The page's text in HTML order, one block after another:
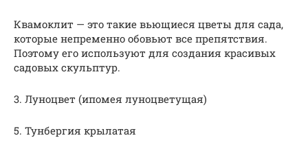
Квамоклит — это такие вьющиеся цветы для сада,
которые непременно обовьют все препятствия.
Поэтому его используют для создания красивых
садовых скульптур.
3. Луноцвет (ипомея луноцветущая)
5. Тунбергия крылатая